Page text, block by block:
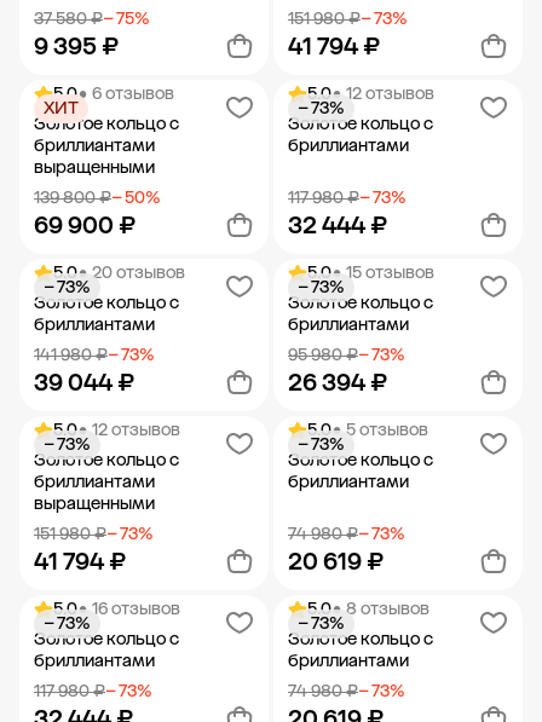
37 580 ₽− 75%
9 395 ₽
Добавить в корзину
151 980 ₽− 73%
41 794 ₽
Добавить в корзину
5.0• 6 отзывов
Золотое кольцо с
бриллиантами
выращенными
139 800 ₽− 50%
69 900 ₽
ХИТ
Добавить в корзину
5.0• 12 отзывов
Золотое кольцо с
бриллиантами
117 980 ₽− 73%
32 444 ₽
− 73%
Добавить в корзину
5.0• 20 отзывов
Золотое кольцо с
бриллиантами
141 980 ₽− 73%
39 044 ₽
− 73%
Добавить в корзину
5.0• 15 отзывов
Золотое кольцо с
бриллиантами
95 980 ₽− 73%
26 394 ₽
− 73%
Добавить в корзину
5.0• 12 отзывов
Золотое кольцо с
бриллиантами
выращенными
151 980 ₽− 73%
41 794 ₽
− 73%
Добавить в корзину
5.0• 5 отзывов
Золотое кольцо с
бриллиантами
74 980 ₽− 73%
20 619 ₽
− 73%
Добавить в корзину
5.0• 16 отзывов
Золотое кольцо с
бриллиантами
117 980 ₽− 73%
− 73%
5.0• 8 отзывов
Золотое кольцо с
бриллиантами
74 980 ₽− 73%
− 73%